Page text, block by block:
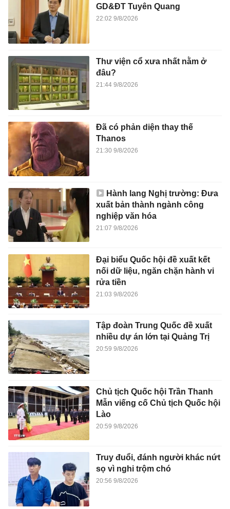
GD&ĐT Tuyên Quang
22:02 9/8/2026
Thư viện cổ xưa nhất nằm ở
đâu?
21:44 9/8/2026
Đã có phản diện thay thế
Thanos
21:30 9/8/2026
Hành lang Nghị trường: Đưa
xuất bản thành ngành công
nghiệp văn hóa
21:07 9/8/2026
Đại biểu Quốc hội đề xuất kết
nối dữ liệu, ngăn chặn hành vi
rửa tiền
21:03 9/8/2026
Tập đoàn Trung Quốc đề xuất
nhiều dự án lớn tại Quảng Trị
20:59 9/8/2026
Chủ tịch Quốc hội Trần Thanh
Mẫn viếng cố Chủ tịch Quốc hội
Lào
20:59 9/8/2026
Truy đuổi, đánh người khác nứt
sọ vì nghi trộm chó
20:56 9/8/2026